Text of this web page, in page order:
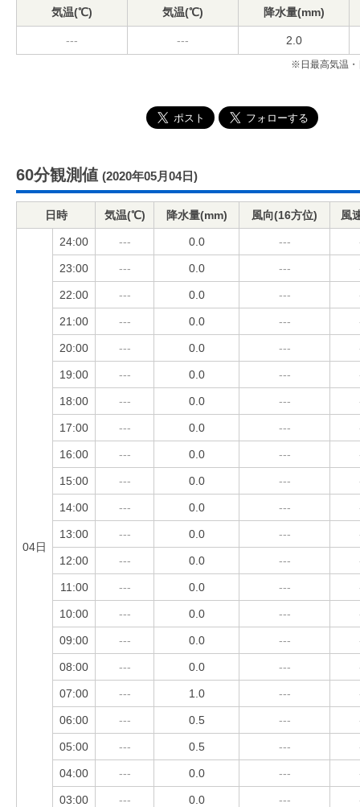
気温(℃)
気温(℃)
降水量(mm)
--- --- 2.0
※日最高気温・
60分観測値 (2020年05月04日)
日時 気温(℃) 降水量(mm) 風向(16方位) 風
04日
24:00 --- 0.0 ---
23:00 --- 0.0 ---
22:00 --- 0.0 ---
21:00 --- 0.0 ---
20:00 --- 0.0 ---
19:00 --- 0.0 ---
18:00 --- 0.0 ---
17:00 --- 0.0 ---
16:00 --- 0.0 ---
15:00 --- 0.0 ---
14:00 --- 0.0 ---
13:00 --- 0.0 ---
12:00 --- 0.0 ---
11:00 --- 0.0 ---
10:00 --- 0.0 ---
09:00 --- 0.0 ---
08:00 --- 0.0 ---
07:00 --- 1.0 ---
06:00 --- 0.5 ---
05:00 --- 0.5 ---
04:00 --- 0.0 ---
03:00 --- 0.0 ---